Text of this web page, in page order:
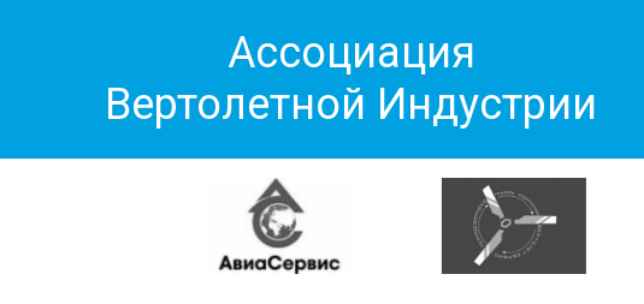
Ассоциация
Вертолетной Индустрии